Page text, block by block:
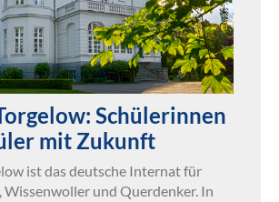
Schülerinnen
mit Zukunft
ist das deutsche Internat für
Wissenwoller und Querdenker. In